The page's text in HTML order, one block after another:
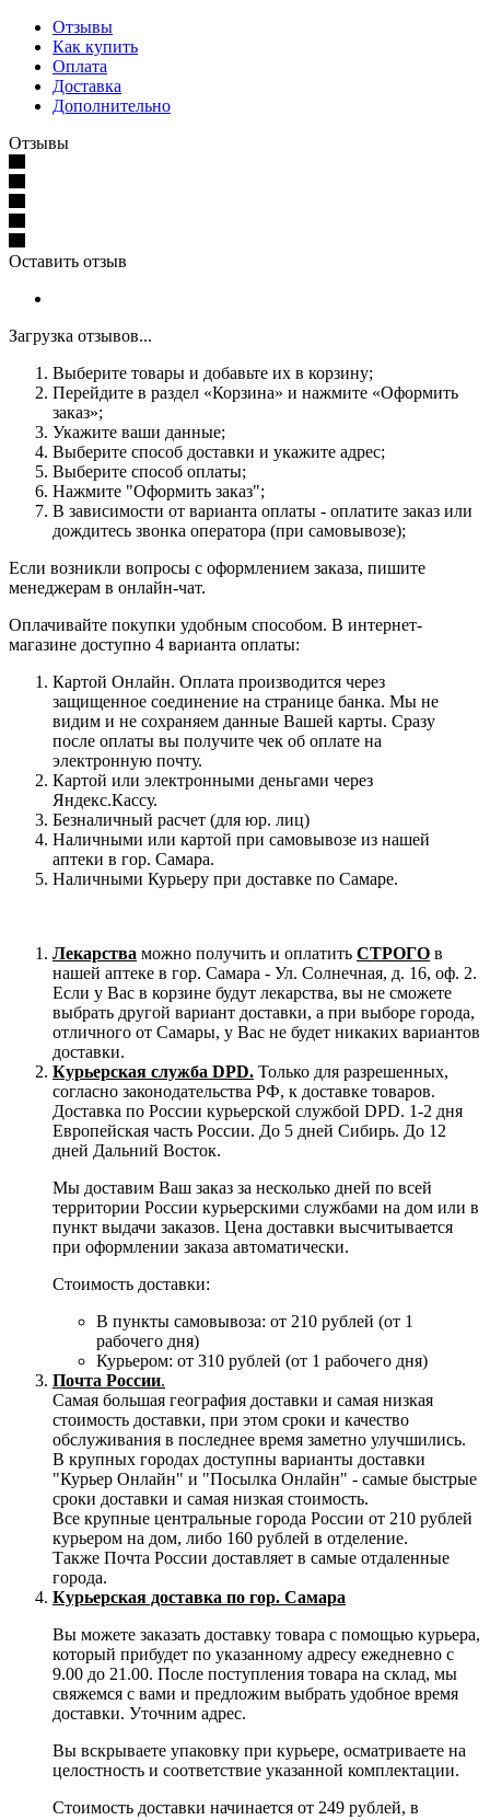
Отзывы
Как купить
Оплата
Доставка
Дополнительно
Отзывы
Оставить отзыв
Загрузка отзывов...
Выберите товары и добавьте их в корзину;
Перейдите в раздел «Корзина» и нажмите «Оформить
заказ»;
Укажите ваши данные;
Выберите способ доставки и укажите адрес;
Выберите способ оплаты;
Нажмите "Оформить заказ";
В зависимости от варианта оплаты - оплатите заказ или
дождитесь звонка оператора (при самовывозе);
Если возникли вопросы с оформлением заказа, пишите
менеджерам в онлайн-чат.
Оплачивайте покупки удобным способом. В интернет-
магазине доступно 4 варианта оплаты:
Картой Онлайн. Оплата производится через
защищенное соединение на странице банка. Мы не
видим и не сохраняем данные Вашей карты. Сразу
после оплаты вы получите чек об оплате на
электронную почту.
Картой или электронными деньгами через
Яндекс.Кассу.
Безналичный расчет (для юр. лиц)
Наличными или картой при самовывозе из нашей
аптеки в гор. Самара.
Наличными Курьеру при доставке по Самаре.
Лекарства можно получить и оплатить СТРОГО в
нашей аптеке в гор. Самара - Ул. Солнечная, д. 16, оф. 2.
Если у Вас в корзине будут лекарства, вы не сможете
выбрать другой вариант доставки, а при выборе города,
отличного от Самары, у Вас не будет никаких вариантов
доставки.
Курьерская служба DPD. Только для разрешенных,
согласно законодательства РФ, к доставке товаров.
Доставка по России курьерской службой DPD. 1-2 дня
Европейская часть России. До 5 дней Сибирь. До 12
дней Дальний Восток.
Мы доставим Ваш заказ за несколько дней по всей
территории России курьерскими службами на дом или в
пункт выдачи заказов. Цена доставки высчитывается
при оформлении заказа автоматически.
Стоимость доставки:
В пункты самовывоза: от 210 рублей (от 1
рабочего дня)
Курьером: от 310 рублей (от 1 рабочего дня)
Почта России.
Самая большая география доставки и самая низкая
стоимость доставки, при этом сроки и качество
обслуживания в последнее время заметно улучшились.
В крупных городах доступны варианты доставки
"Курьер Онлайн" и "Посылка Онлайн" - самые быстрые
сроки доставки и самая низкая стоимость.
Все крупные центральные города России от 210 рублей
курьером на дом, либо 160 рублей в отделение.
Также Почта России доставляет в самые отдаленные
города.
Курьерская доставка по гор. Самара
Вы можете заказать доставку товара с помощью курьера,
который прибудет по указанному адресу ежедневно с
9.00 до 21.00. После поступления товара на склад, мы
свяжемся с вами и предложим выбрать удобное время
доставки. Уточним адрес.
Вы вскрываете упаковку при курьере, осматриваете на
целостность и соответствие указанной комплектации.
Стоимость доставки начинается от 249 рублей, в